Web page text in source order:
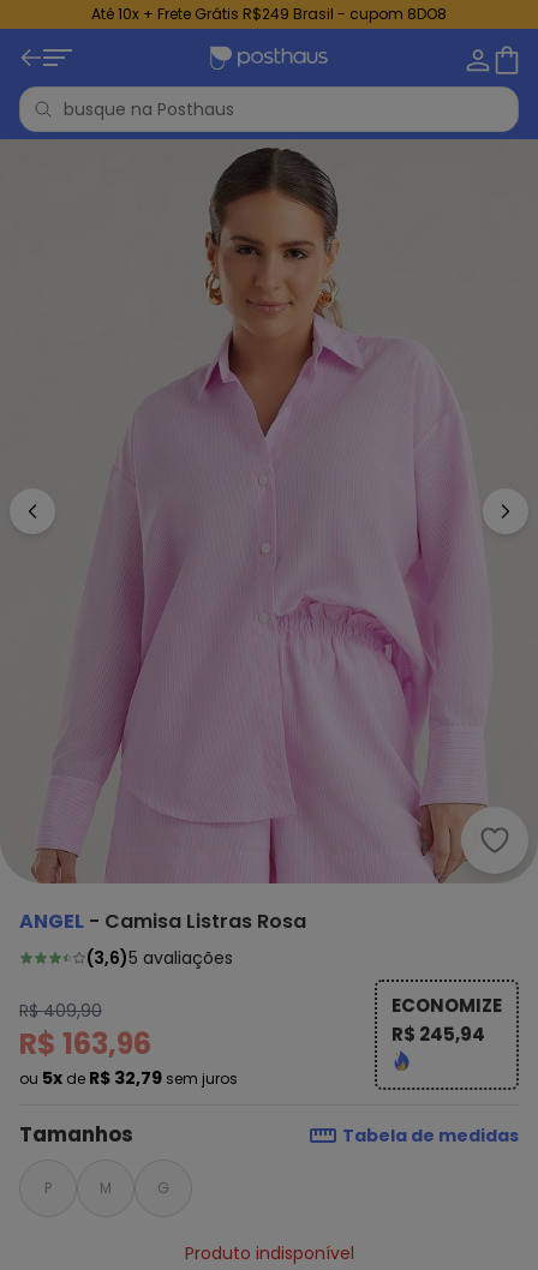
Até 10x + Frete Grátis R$249 Brasil - cupom 8DO8
ANGEL - Camisa Listras Rosa
(3,6)5 avaliações
R$ 409,90
R$ 163,96
ou 5x de R$ 32,79 sem juros
ECONOMIZE
R$ 245,94
Tamanhos Tabela de medidas
P M G
Produto indisponível